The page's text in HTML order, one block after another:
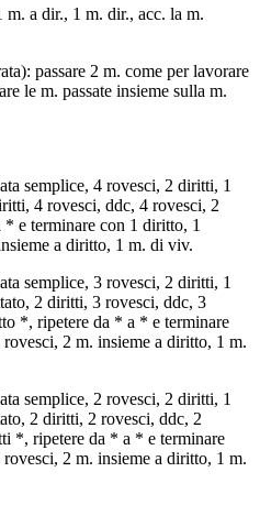
m. a dir., 1 m. dir., acc. la m.
passare 2 m. come per lavorare
le m. passate insieme sulla m.
semplice, 4 rovesci, 2 diritti, 1
4 rovesci, ddc, 4 rovesci, 2
e terminare con 1 diritto, 1
a diritto, 1 m. di viv.
semplice, 3 rovesci, 2 diritti, 1
2 diritti, 3 rovesci, ddc, 3
*, ripetere da * a * e terminare
2 m. insieme a diritto, 1 m.
semplice, 2 rovesci, 2 diritti, 1
2 diritti, 2 rovesci, ddc, 2
*, ripetere da * a * e terminare
2 m. insieme a diritto, 1 m.